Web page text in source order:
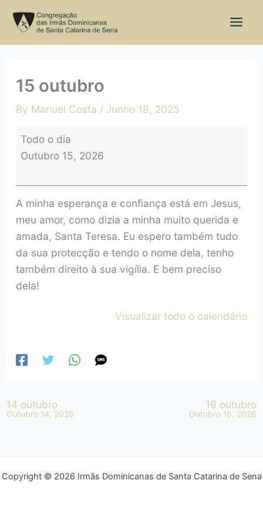
15 outubro
By Manuel Costa / Junho 18, 2025
outubro
Todo o dia
Outubro 15, 2026
A minha esperança e confiança está em Jesus,
meu amor, como dizia a minha muito querida e
amada, Santa Teresa. Eu espero também tudo
da sua protecção e tendo o nome dela, tenho
também direito à sua vigília. E bem preciso
dela!
Visualizar todo o calendário
14 outubro
Outubro 14, 2026
16 outubro
Outubro 16, 2026
Copyright © 2026 Irmãs Dominicanas de Santa Catarina de Sena